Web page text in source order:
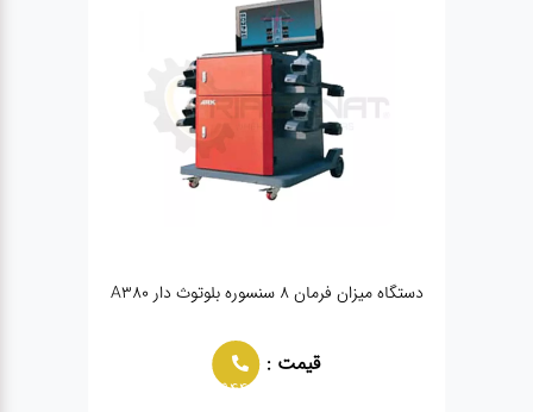
دستگاه میزان فرمان ۸ سنسوره بلوتوث دار A380
قیمت :
02166021944